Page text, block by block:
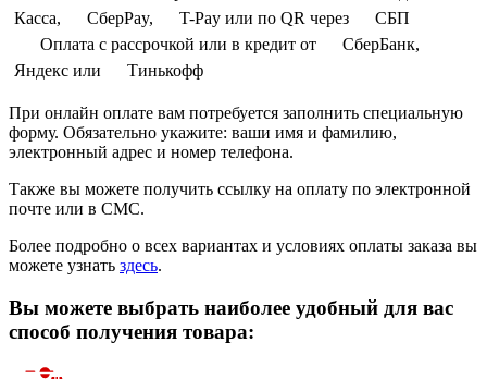
Касса,
СберPay, T-Pay или по QR через
СБП
Оплата с рассрочкой или в кредит от
СберБанк,
Яндекс или
Тинькофф
При онлайн оплате вам потребуется заполнить специальную
форму. Обязательно укажите: ваши имя и фамилию,
электронный адрес и номер телефона.
Также вы можете получить ссылку на оплату по электронной
почте или в СМС.
Более подробно о всех вариантах и условиях оплаты заказа вы
можете узнать здесь.
Вы можете выбрать наиболее удобный для вас
способ получения товара: